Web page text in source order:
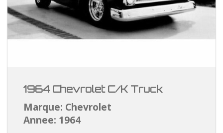
1964 Chevrolet C/K Truck
Marque: Chevrolet
Annee: 1964